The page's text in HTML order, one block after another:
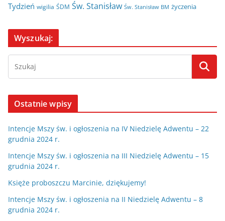
Tydzień wigilia ŚDM Św. Stanisław Św. Stanisław BM życzenia
Wyszukaj:
Ostatnie wpisy
Intencje Mszy św. i ogłoszenia na IV Niedzielę Adwentu – 22
grudnia 2024 r.
Intencje Mszy św. i ogłoszenia na III Niedzielę Adwentu – 15
grudnia 2024 r.
Księże proboszczu Marcinie, dziękujemy!
Intencje Mszy św. i ogłoszenia na II Niedzielę Adwentu – 8
grudnia 2024 r.